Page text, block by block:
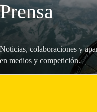
Prensa
Noticias, colaboraciones y
en medios y competición.